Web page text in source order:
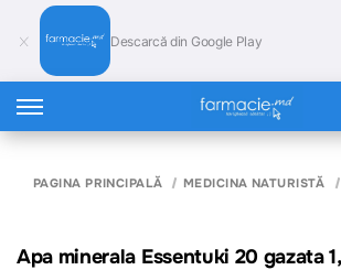
Descarcă din Google Play
PAGINA PRINCIPALĂ MEDICINA NATURISTĂ
Apa minerala Essentuki 20 gazata